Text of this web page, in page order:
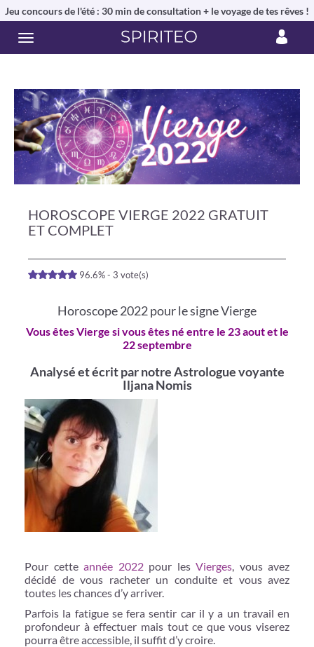
Jeu concours de l'été : 30 min de consultation + le voyage de tes rêves !
HOROSCOPE VIERGE 2022 GRATUIT
ET COMPLET
96.6% - 3 vote(s)
Horoscope 2022 pour le signe Vierge
Vous êtes Vierge si vous êtes né entre le 23 aout et le
22 septembre
Analysé et écrit par notre Astrologue voyante
Iljana Nomis
Pour cette année 2022pour les Vierges, vous avez
décidé de vous racheter un conduite et vous avez
toutes les chances d’y arriver.
Parfois la fatigue se fera sentir car il y a un travail en
profondeur à effectuer mais tout ce que vous viserez
pourra être accessible, il suffit d’y croire.